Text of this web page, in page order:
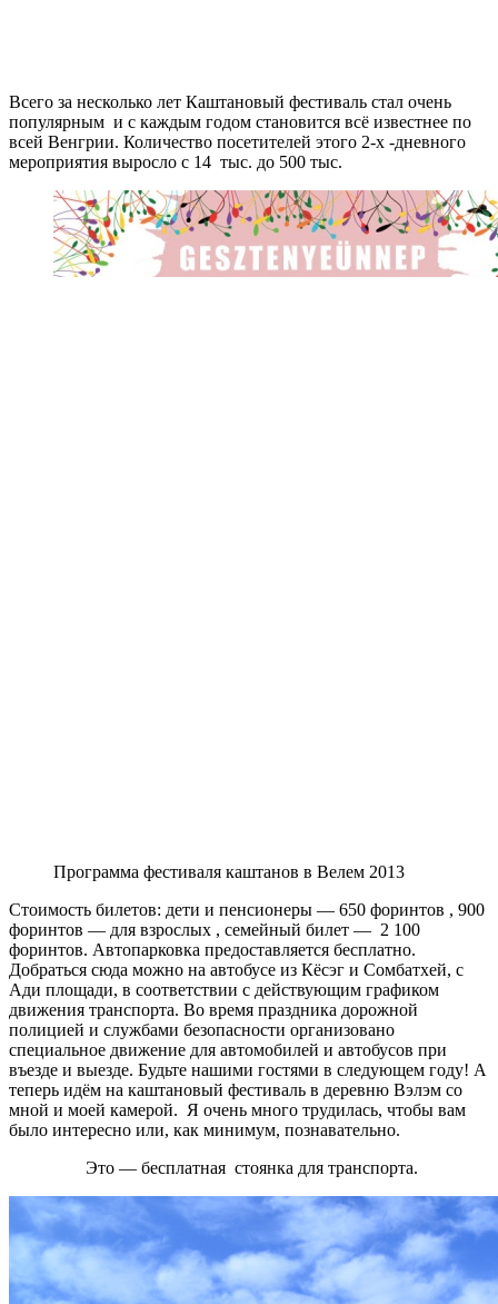
Всего за несколько лет Каштановый фестиваль стал очень
популярным и с каждым годом становится всё известнее по
всей Венгрии. Количество посетителей этого 2-х -дневного
мероприятия выросло с 14 тыс. до 500 тыс.
Программа фестиваля каштанов в Велем 2013
Стоимость билетов: дети и пенсионеры — 650 форинтов , 900
форинтов — для взрослых , семейный билет — 2 100
форинтов. Автопарковка предоставляется бесплатно.
Добраться сюда можно на автобусе из Кёсэг и Сомбатхей, с
Ади площади, в соответствии с действующим графиком
движения транспорта. Во время праздника дорожной
полицией и службами безопасности организовано
специальное движение для автомобилей и автобусов при
въезде и выезде. Будьте нашими гостями в следующем году! А
теперь идём на каштановый фестиваль в деревню Вэлэм со
мной и моей камерой. Я очень много трудилась, чтобы вам
было интересно или, как минимум, познавательно.
Это — бесплатная стоянка для транспорта.